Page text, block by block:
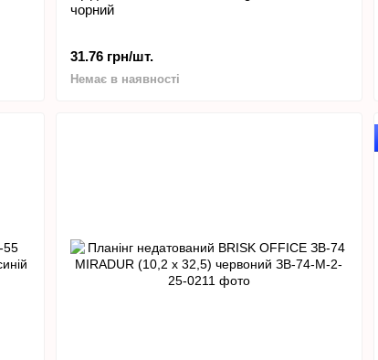
чорний
31.76 грн/шт.
Немає в наявності